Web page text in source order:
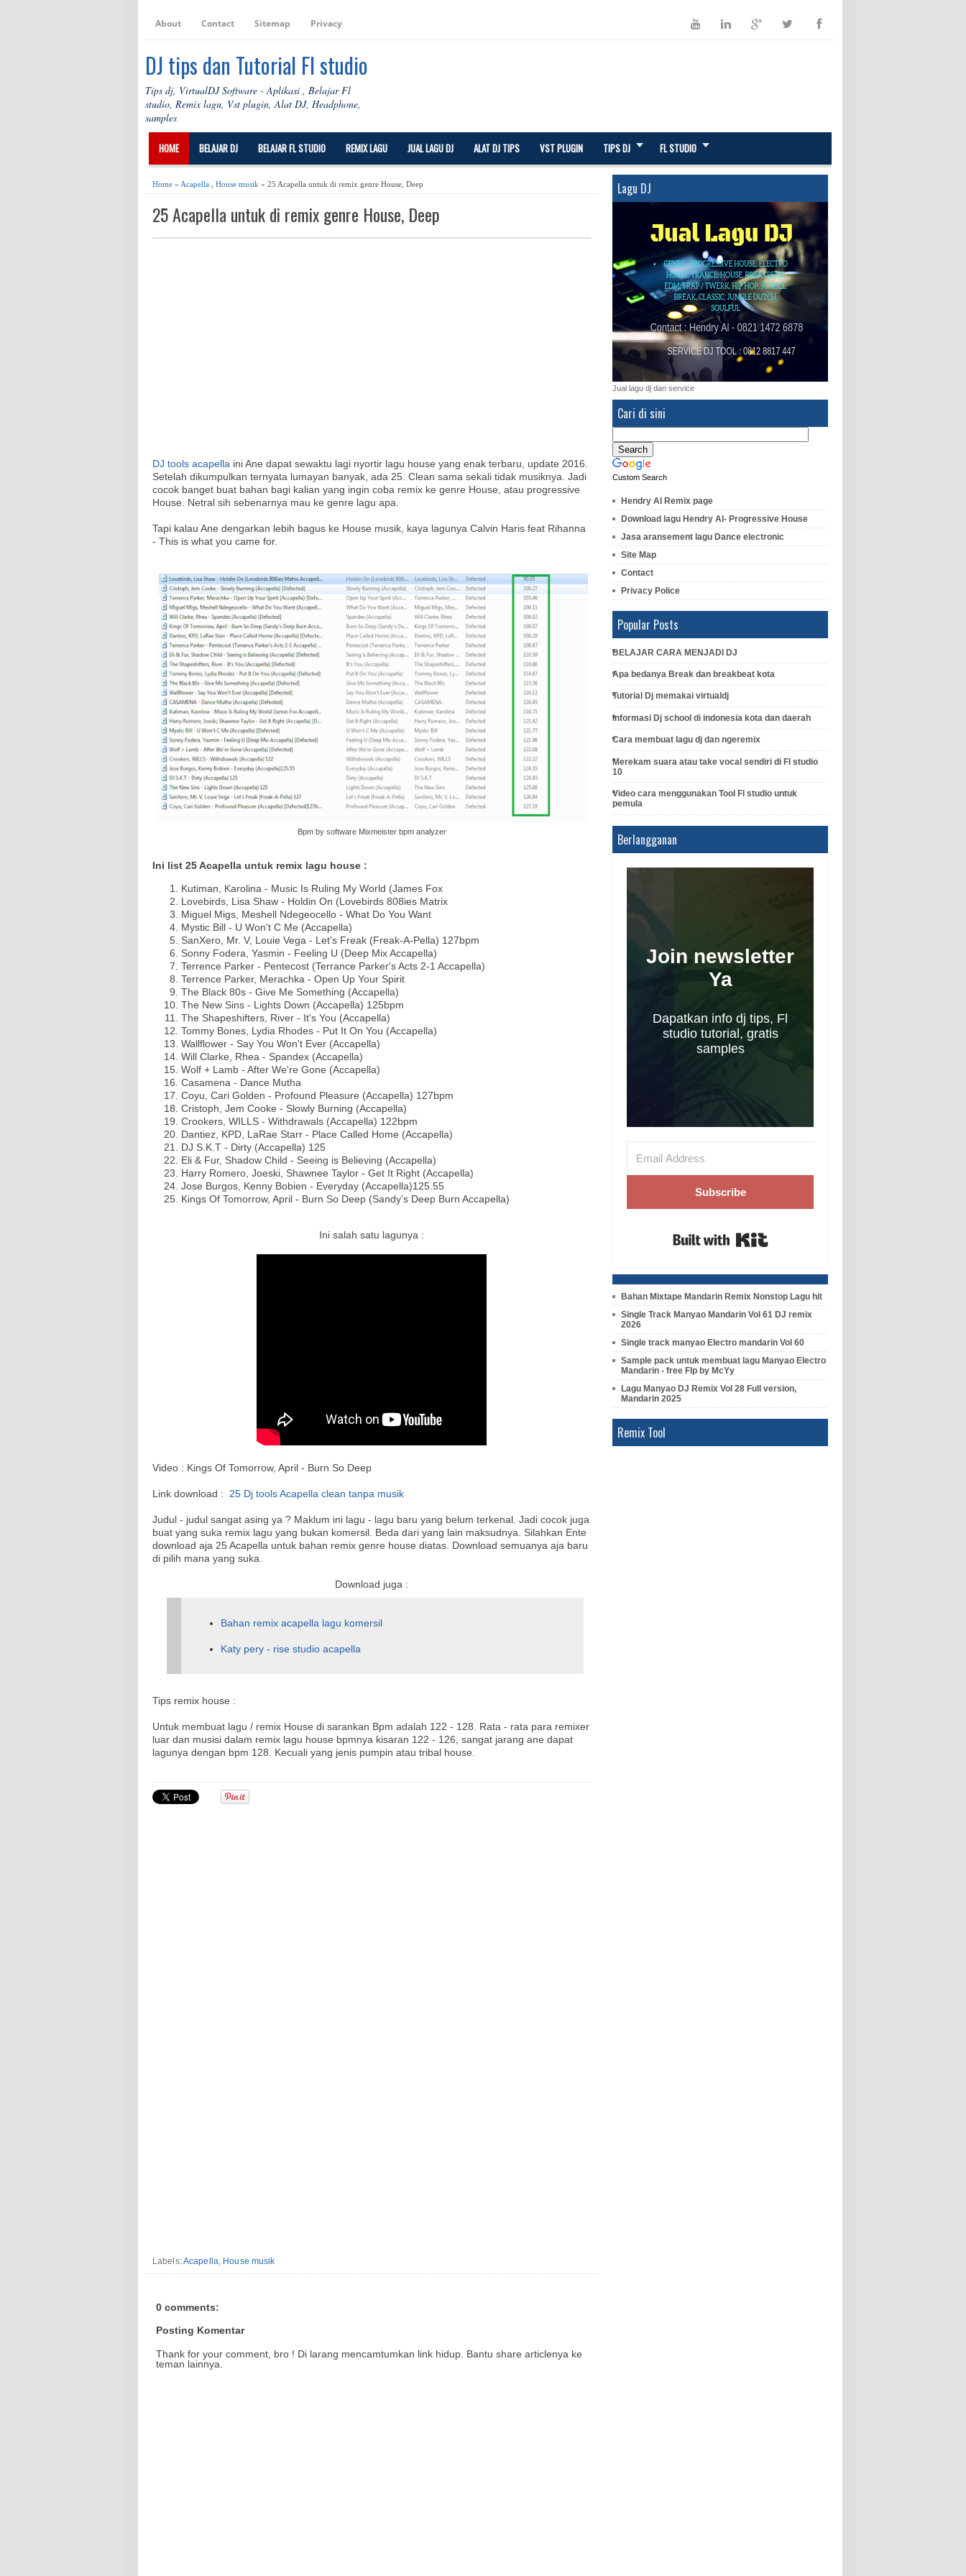
About Contact Sitemap Privacy
DJ tips dan Tutorial Fl studio
Tips dj, VirtualDJ Software - Aplikasi , Belajar Fl
studio, Remix lagu, Vst plugin, Alat DJ, Headphone,
samples
HOME BELAJAR DJ BELAJAR FL STUDIO REMIX LAGU JUAL LAGU DJ ALAT DJ TIPS VST PLUGIN TIPS DJ FL STUDIO
Home » Acapella House musik » 25 Acapella untuk di remix genre House, Deep
25 Acapella untuk di remix genre House, Deep
DJ tools acapella ini Ane dapat sewaktu lagi nyortir lagu house yang enak terbaru, update 2016.
Setelah dikumpulkan ternyata lumayan banyak, ada 25. Clean sama sekali tidak musiknya. Jadi
cocok banget buat bahan bagi kalian yang ingin coba remix ke genre House, atau progressive
House. Netral sih sebenarnya mau ke genre lagu apa.
Tapi kalau Ane dengarkan lebih bagus ke House musik, kaya lagunya Calvin Haris feat Rihanna
- This is what you came for.
Bpm by software Mixmeister bpm analyzer
Ini list 25 Acapella untuk remix lagu house :
Kutiman, Karolina - Music Is Ruling My World (James Fox
Lovebirds, Lisa Shaw - Holdin On (Lovebirds 808ies Matrix
Miguel Migs, Meshell Ndegeocello - What Do You Want
Mystic Bill - U Won't C Me (Accapella)
SanXero, Mr. V, Louie Vega - Let's Freak (Freak-A-Pella) 127bpm
Sonny Fodera, Yasmin - Feeling U (Deep Mix Accapella)
Terrence Parker - Pentecost (Terrance Parker's Acts 2-1 Accapella)
Terrence Parker, Merachka - Open Up Your Spirit
The Black 80s - Give Me Something (Accapella)
The New Sins - Lights Down (Accapella) 125bpm
The Shapeshifters, River - It's You (Accapella)
Tommy Bones, Lydia Rhodes - Put It On You (Accapella)
Wallflower - Say You Won't Ever (Accapella)
Will Clarke, Rhea - Spandex (Accapella)
Wolf + Lamb - After We're Gone (Accapella)
Casamena - Dance Mutha
Coyu, Cari Golden - Profound Pleasure (Accapella) 127bpm
Cristoph, Jem Cooke - Slowly Burning (Accapella)
Crookers, WILLS - Withdrawals (Accapella) 122bpm
Dantiez, KPD, LaRae Starr - Place Called Home (Accapella)
DJ S.K.T - Dirty (Accapella) 125
Eli & Fur, Shadow Child - Seeing is Believing (Accapella)
Harry Romero, Joeski, Shawnee Taylor - Get It Right (Accapella)
Jose Burgos, Kenny Bobien - Everyday (Accapella)125.55
Kings Of Tomorrow, April - Burn So Deep (Sandy's Deep Burn Accapella)
Ini salah satu lagunya :
Video : Kings Of Tomorrow, April - Burn So Deep
Link download : 25 Dj tools Acapella clean tanpa musik
Judul - judul sangat asing ya ? Maklum ini lagu - lagu baru yang belum terkenal. Jadi cocok juga
buat yang suka remix lagu yang bukan komersil. Beda dari yang lain maksudnya. Silahkan Ente
download aja 25 Acapella untuk bahan remix genre house diatas. Download semuanya aja baru
di pilih mana yang suka.
Download juga :
Bahan remix acapella lagu komersil
Katy pery - rise studio acapella
Tips remix house :
Untuk membuat lagu / remix House di sarankan Bpm adalah 122 - 128. Rata - rata para remixer
luar dan musisi dalam remix lagu house bpmnya kisaran 122 - 126, sangat jarang ane dapat
lagunya dengan bpm 128. Kecuali yang jenis pumpin atau tribal house.
Labels:Acapella, House musik
0 comments:
Posting Komentar
Thank for your comment, bro ! Di larang mencamtumkan link hidup. Bantu share articlenya ke
teman lainnya.
Lagu DJ
Jual lagu dj dan service
Cari di sini
Custom Search
Hendry Al Remix page
Download lagu Hendry Al- Progressive House
Jasa aransement lagu Dance electronic
Site Map
Contact
Privacy Police
Popular Posts
BELAJAR CARA MENJADI DJ
Apa bedanya Break dan breakbeat kota
Tutorial Dj memakai virtualdj
Informasi Dj school di indonesia kota dan daerah
Cara membuat lagu dj dan ngeremix
Merekam suara atau take vocal sendiri di Fl studio
10
Video cara menggunakan Tool Fl studio untuk
pemula
Berlangganan
Join newsletter
Ya
Dapatkan info dj tips, Fl
studio tutorial, gratis
samples
Subscribe
Bahan Mixtape Mandarin Remix Nonstop Lagu hit
Single Track Manyao Mandarin Vol 61 DJ remix
2026
Single track manyao Electro mandarin Vol 60
Sample pack untuk membuat lagu Manyao Electro
Mandarin - free Flp by McYy
Lagu Manyao DJ Remix Vol 28 Full version,
Mandarin 2025
Remix Tool